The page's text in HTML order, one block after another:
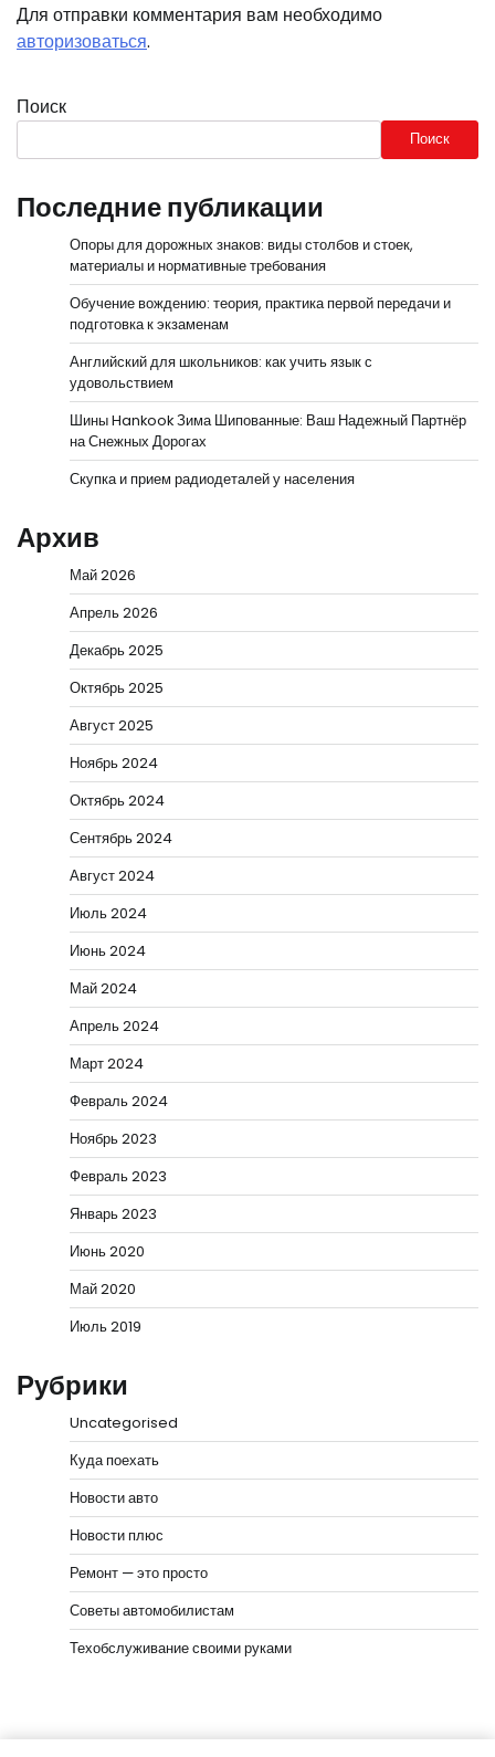
Для отправки комментария вам необходимо
авторизоваться.
Поиск
Поиск
Последние публикации
Опоры для дорожных знаков: виды столбов и стоек,
материалы и нормативные требования
Обучение вождению: теория, практика первой передачи и
подготовка к экзаменам
Английский для школьников: как учить язык с
удовольствием
Шины Hankook Зима Шипованные: Ваш Надежный Партнёр
на Снежных Дорогах
Скупка и прием радиодеталей у населения
Архив
Май 2026
Апрель 2026
Декабрь 2025
Октябрь 2025
Август 2025
Ноябрь 2024
Октябрь 2024
Сентябрь 2024
Август 2024
Июль 2024
Июнь 2024
Май 2024
Апрель 2024
Март 2024
Февраль 2024
Ноябрь 2023
Февраль 2023
Январь 2023
Июнь 2020
Май 2020
Июль 2019
Рубрики
Uncategorised
Куда поехать
Новости авто
Новости плюс
Ремонт — это просто
Советы автомобилистам
Техобслуживание своими руками